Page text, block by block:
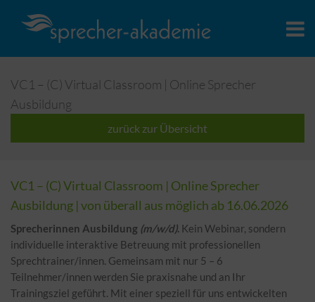
VC1 – (C) Virtual Classroom | Online Sprecher
Ausbildung
zurück zur Übersicht
VC1 – (C) Virtual Classroom | Online Sprecher
Ausbildung | von überall aus möglich ab 16.06.2026
Sprecherinnen Ausbildung (m/w/d). Kein Webinar, sondern
individuelle interaktive Betreuung mit professionellen
Sprechtrainer/innen. Gemeinsam mit nur 5 – 6
Teilnehmer/innen werden Sie praxisnahe und an Ihr
Trainingsziel geführt. Mit einer speziell für uns entwickelten